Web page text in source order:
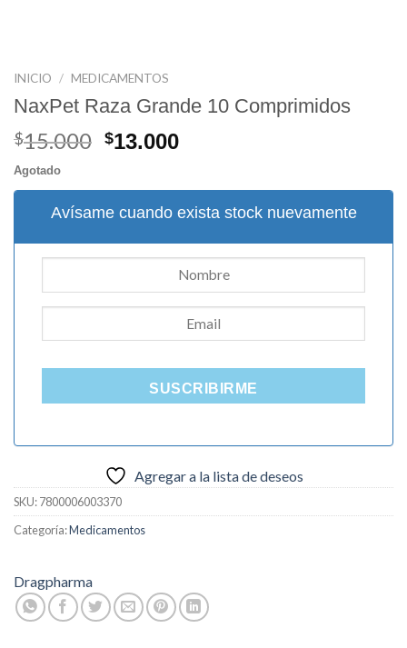
INICIO / MEDICAMENTOS
NaxPet Raza Grande 10 Comprimidos
$15.000 El
era:
$15.000.
$13.000El
es:
$13.000.
Agotado
Avísame cuando exista stock nuevamente
SUSCRIBIRME
Agregar a la lista de deseos
SKU:7800006003370
Categoría:Medicamentos
Dragpharma